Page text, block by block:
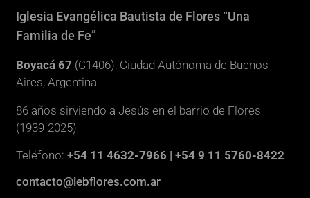
Iglesia Evangélica Bautista de Flores “Una
Familia de Fe”
Boyacá 67 (C1406), Ciudad Autónoma de Buenos
Aires, Argentina
86 años sirviendo a Jesús en el barrio de Flores
(1939-2025)
Teléfono:+54 11 4632-7966 | +54 9 11 5760-8422
contacto@iebflores.com.ar